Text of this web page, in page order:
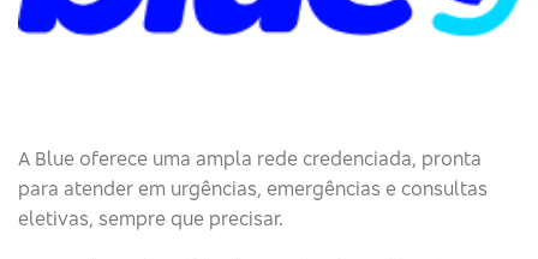
A Blue oferece uma ampla rede credenciada, pronta
para atender em urgências, emergências e consultas
eletivas, sempre que precisar.